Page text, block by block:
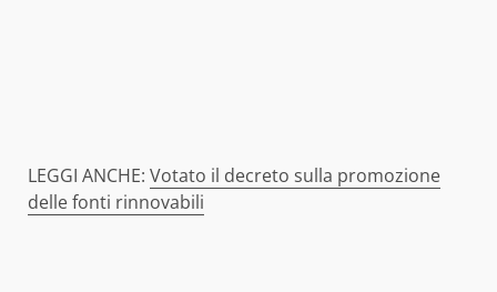
LEGGI ANCHE: Votato il decreto sulla promozione
delle fonti rinnovabili